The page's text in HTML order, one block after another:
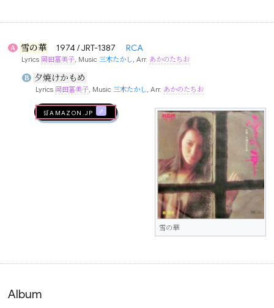
A 雪の華 1974 / JRT-1387 RCA
Lyrics 岡田冨美子 , Music 三木たかし , Arr. あかのたちお
B 夕焼けかもめ
Lyrics 岡田冨美子, Music 三木たかし, Arr. あかのたちお
雪の華
🛒AMAZON.jp
Album